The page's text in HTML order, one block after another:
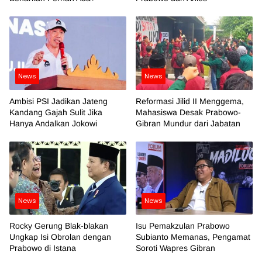
News
Ambisi PSI Jadikan Jateng
Kandang Gajah Sulit Jika
Hanya Andalkan Jokowi
News
Reformasi Jilid II Menggema,
Mahasiswa Desak Prabowo-
Gibran Mundur dari Jabatan
News
Rocky Gerung Blak-blakan
Ungkap Isi Obrolan dengan
Prabowo di Istana
News
Isu Pemakzulan Prabowo
Subianto Memanas, Pengamat
Soroti Wapres Gibran